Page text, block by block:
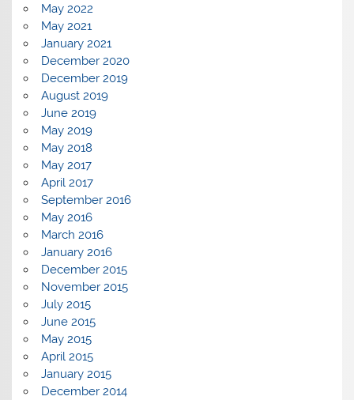
May 2022
May 2021
January 2021
December 2020
December 2019
August 2019
June 2019
May 2019
May 2018
May 2017
April 2017
September 2016
May 2016
March 2016
January 2016
December 2015
November 2015
July 2015
June 2015
May 2015
April 2015
January 2015
December 2014